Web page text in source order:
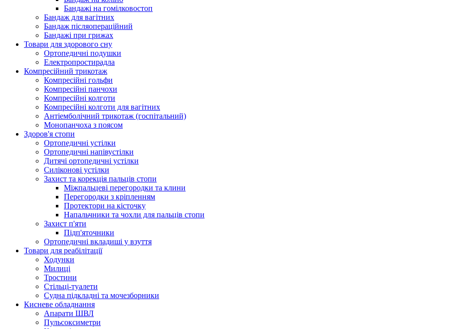
Бандажі на гомілковостоп
Бандаж для вагітних
Бандаж післяопераційний
Бандажі при грижах
Товари для здорового сну
Ортопедичні подушки
Електропростирадла
Компресійний трикотаж
Компресійні гольфи
Компресійні панчохи
Компресійні колготи
Компресійні колготи для вагітних
Антіемболічний трикотаж (госпітальний)
Монопанчоха з поясом
Здоров'я стопи
Ортопедичні устілки
Ортопедичні напівустілки
Дитячі ортопедичні устілки
Силіконові устілки
Захист та корекція пальців стопи
Міжпальцеві перегородки та клини
Перегородки з кріпленням
Протектори на кісточку
Напальчники та чохли для пальців стопи
Захист п'яти
Підп'яточники
Ортопедичні вкладиші у взуття
Товари для реабілітації
Ходунки
Милиці
Тростини
Стільці-туалети
Судна підкладні та мочезборники
Кисневе обладнання
Апарати ШВЛ
Пульсоксиметри